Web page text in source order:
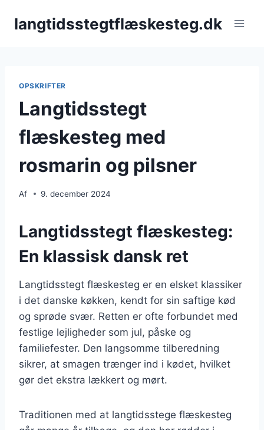
langtidsstegtflæskesteg.dk
OPSKRIFTER
Langtidsstegt
flæskesteg med
rosmarin og pilsner
Af 9. december 2024
Langtidsstegt flæskesteg:
En klassisk dansk ret
Langtidsstegt flæskesteg er en elsket klassiker
i det danske køkken, kendt for sin saftige kød
og sprøde svær. Retten er ofte forbundet med
festlige lejligheder som jul, påske og
familiefester. Den langsomme tilberedning
sikrer, at smagen trænger ind i kødet, hvilket
gør det ekstra lækkert og mørt.
Traditionen med at langtidsstege flæskesteg